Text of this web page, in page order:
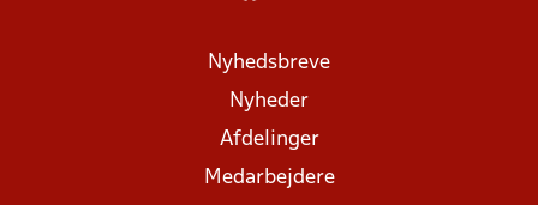
Nyhedsbreve
Nyheder
Afdelinger
Medarbejdere